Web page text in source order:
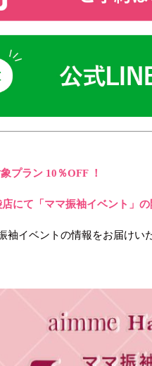
プラン 10％OFF ！
にて「ママ振袖イベント」の
袖イベントの情報をお届けい